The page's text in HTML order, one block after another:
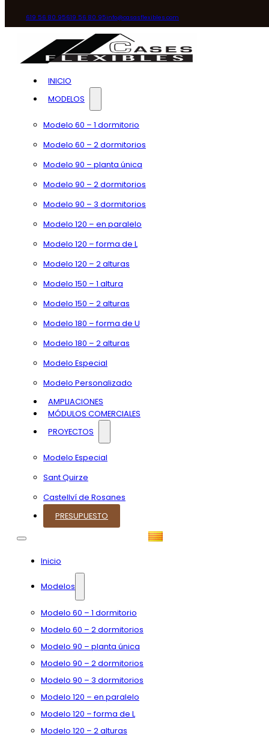
619 56 80 95619 56 80 95info@casasflexibles.com
INICIO
MODELOS
Modelo 60 – 1 dormitorio
Modelo 60 – 2 dormitorios
Modelo 90 – planta única
Modelo 90 – 2 dormitorios
Modelo 90 – 3 dormitorios
Modelo 120 – en paralelo
Modelo 120 – forma de L
Modelo 120 – 2 alturas
Modelo 150 – 1 altura
Modelo 150 – 2 alturas
Modelo 180 – forma de U
Modelo 180 – 2 alturas
Modelo Especial
Modelo Personalizado
AMPLIACIONES
MÓDULOS COMERCIALES
PROYECTOS
Modelo Especial
Sant Quirze
Castellví de Rosanes
PRESUPUESTO
Inicio
Modelos
Modelo 60 – 1 dormitorio
Modelo 60 – 2 dormitorios
Modelo 90 – planta única
Modelo 90 – 2 dormitorios
Modelo 90 – 3 dormitorios
Modelo 120 – en paralelo
Modelo 120 – forma de L
Modelo 120 – 2 alturas